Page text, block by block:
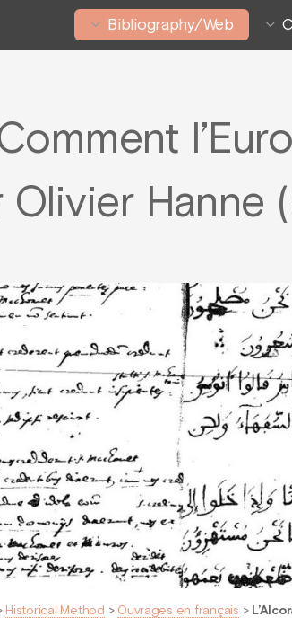
Bibliography/Web
Comment
Olivier Hanne
Historical Method > Ouvrages en français >